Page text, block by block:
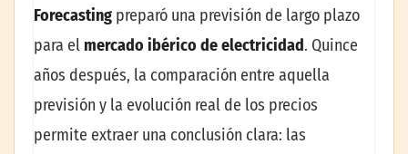
Forecasting preparó una previsión de largo plazo
para el mercado ibérico de electricidad. Quince
años después, la comparación entre aquella
previsión y la evolución real de los precios
permite extraer una conclusión clara: las